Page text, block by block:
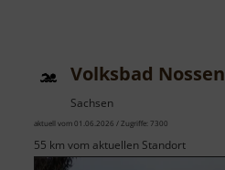
Volksbad Nossen
Sachsen
aktuell vom 01.06.2026 / Zugriffe: 7300
55 km vom aktuellen Standort